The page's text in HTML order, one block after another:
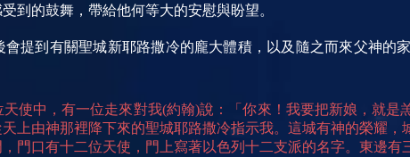
到的鼓舞，帶給他何等大的安慰與盼望。
提到有關聖城新耶路撒冷的龐大體積，以及隨之而來父神的
使中，有一位走來對我(約翰)說：「你來！我要把新娘，就是
上由神那裡降下來的聖城耶路撒冷指示我。這城有神的榮耀，
門口有十二位天使，門上寫著以色列十二支派的名字。東邊有